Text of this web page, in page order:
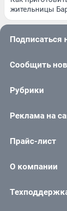
жительницы
Подписаться
Сообщить
Рубрики
Реклама на
Прайс-лист
О компании